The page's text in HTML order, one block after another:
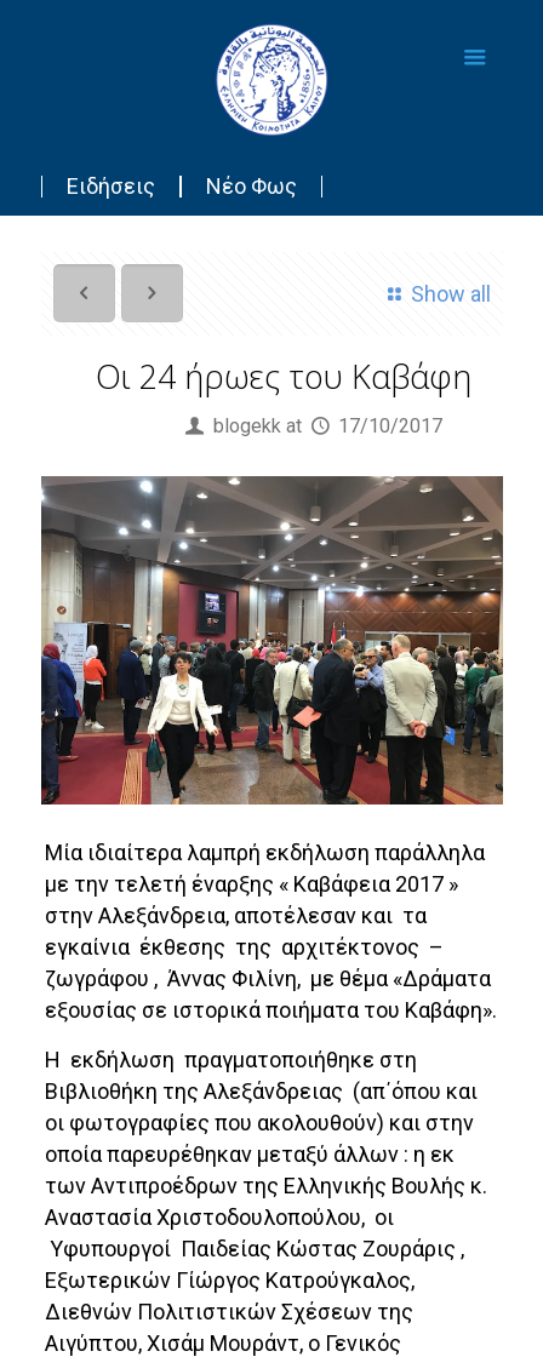
Ειδήσεις Νέο Φως
Show all
Οι 24 ήρωες του Καβάφη
blogekk at 17/10/2017
Μία ιδιαίτερα λαμπρή εκδήλωση παράλληλα
με την τελετή έναρξης « Καβάφεια 2017 »
στην Αλεξάνδρεια, αποτέλεσαν και τα
εγκαίνια έκθεσης της αρχιτέκτονος –
ζωγράφου , Άννας Φιλίνη, με θέμα «Δράματα
εξουσίας σε ιστορικά ποιήματα του Καβάφη».
Η εκδήλωση πραγματοποιήθηκε στη
Βιβλιοθήκη της Αλεξάνδρειας (απ΄όπου και
οι φωτογραφίες που ακολουθούν) και στην
οποία παρευρέθηκαν μεταξύ άλλων : η εκ
των Αντιπροέδρων της Ελληνικής Βουλής κ.
Αναστασία Χριστοδουλοπούλου, οι
Υφυπουργοί Παιδείας Κώστας Ζουράρις ,
Εξωτερικών Γίώργος Κατρούγκαλος,
Διεθνών Πολιτιστικών Σχέσεων της
Αιγύπτου, Χισάμ Μουράντ, ο Γενικός